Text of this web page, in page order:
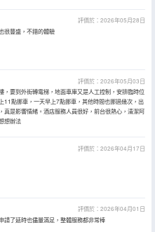
評價於：2026年05月28日
很豐盛，不錯的體驗
評價於：2026年05月03日
，要到外街轉電梯，地面車庫又是人工控制，安排臨時位
11點挪車，一天早上7點挪車，其他時間也挪過幾次，出
真是影響情緒。酒店服務人員很好，前台很熱心，清潔阿
想辦法
評價於：2026年04月17日
評價於：2026年04月01日
請了延時也儘量滿足，整體服務都非常棒